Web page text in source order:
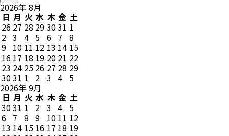
2026年 8月
日 月 火 水 木 金 土
26 27 28 293031 1
2 3 4 5 6 7 8
9 10 11 12 13 14 15
16 17 18 19 20 21 22
23 24 25 26 27 28 29
3031 1 2 3 4 5
2026年 9月
日 月 火 水 木 金 土
3031 1 2 3 4 5
6 7 8 9 10 11 12
13 14 15 16 17 18 19